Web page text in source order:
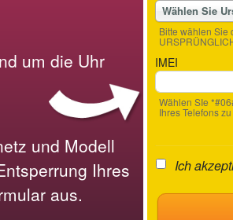
Wählen Sie
Bitte wählen Sie
IMEI
Wählen SIe
Ihres Telefons
Ich
um die Uhr
und Modell
Ihres
aus.